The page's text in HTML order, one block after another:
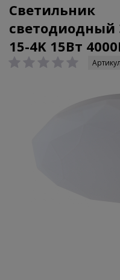
Светильник
светодиодный
15-4K 15Вт